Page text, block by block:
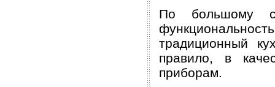
По большому
традиционный
правило, в
приборам.